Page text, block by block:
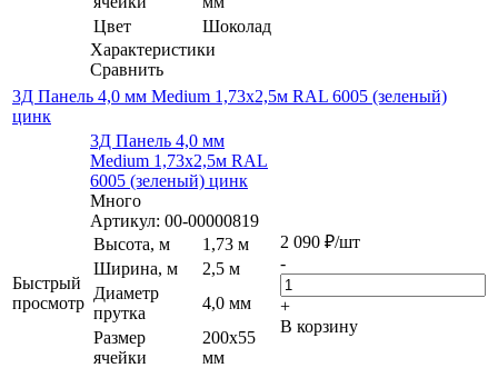
Цвет
Шоколад
Характеристики
Сравнить
3Д Панель 4,0 мм Medium 1,73х2,5м RAL 6005 (зеленый)
цинк
Быстрый
просмотр
3Д Панель 4,0 мм
Medium 1,73х2,5м RAL
6005 (зеленый) цинк
Много
Артикул: 00-00000819
Высота, м
1,73 м
Ширина, м
2,5 м
Диаметр
прутка
4,0 мм
Размер
ячейки
200х55
мм
2 090 ₽/шт
-
+
В корзину